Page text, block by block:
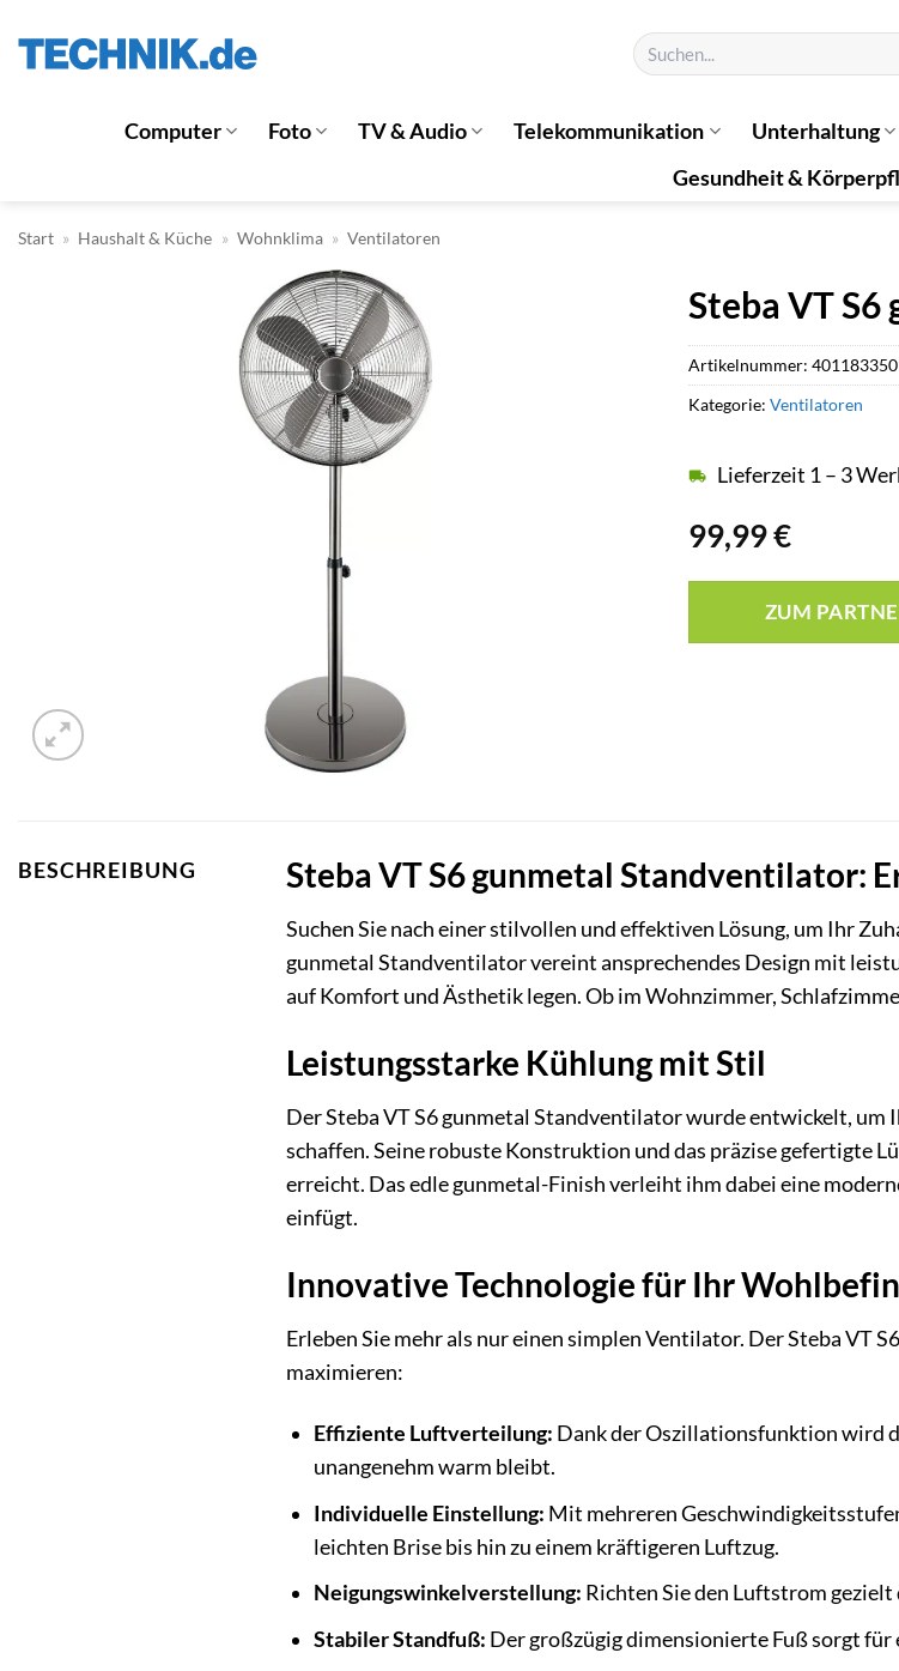
Inhalt
Suchen
nach:
Computer Foto TV & Audio Telekommunikation Unterhaltung
Gesundheit &
Start » Haushalt & Küche » Wohnklima » Ventilatoren
Steba VT
99,99€
Lieferzeit 1 – 3
ZUM
Artikelnummer:
Kategorie: Ventilatoren
BESCHREIBUNG Steba VT S6 gunmetal Standventilator:
Suchen Sie nach einer stilvollen und effektiven Lösung, um Ihr
gunmetal Standventilator vereint ansprechendes Design mit
auf Komfort und Ästhetik legen. Ob im Wohnzimmer,
Leistungsstarke Kühlung mit Stil
Der Steba VT S6 gunmetal Standventilator wurde entwickelt, um
schaffen. Seine robuste Konstruktion und das präzise gefertigte
erreicht. Das edle gunmetal-Finish verleiht ihm dabei eine
einfügt.
Innovative Technologie für Ihr
Erleben Sie mehr als nur einen simplen Ventilator. Der Steba
maximieren:
Effiziente Luftverteilung: Dank der Oszillationsfunktion wird
unangenehm warm bleibt.
Individuelle Einstellung: Mit mehreren
leichten Brise bis hin zu einem kräftigeren Luftzug.
Neigungswinkelverstellung: Richten Sie den Luftstrom
Stabiler Standfuß: Der großzügig dimensionierte Fuß sorgt für